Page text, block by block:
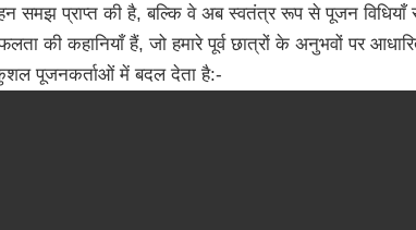
समझ प्राप्त की है, बल्कि वे अब स्वतंत्र रूप से पूजन विधियाँ
की कहानियाँ हैं, जो हमारे पूर्व छात्रों के अनुभवों पर
कुशल पूजनकर्ताओं में बदल देता है:-